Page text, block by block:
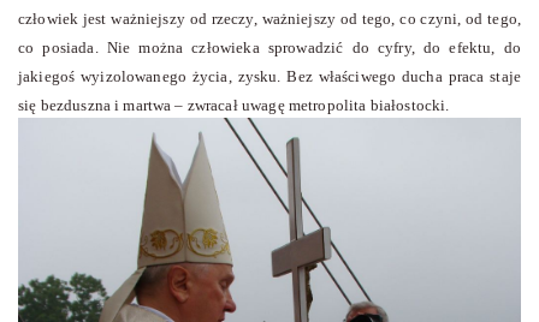
człowiek jest ważniejszy od rzeczy, ważniejszy od tego, co czyni, od tego,
co posiada. Nie można człowieka sprowadzić do cyfry, do efektu, do
jakiegoś wyizolowanego życia, zysku. Bez właściwego ducha praca staje
się bezduszna i martwa – zwracał uwagę metropolita białostocki.